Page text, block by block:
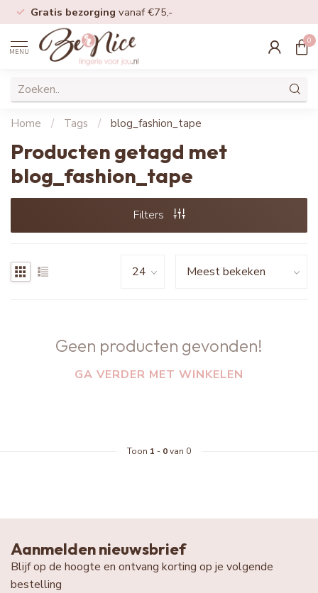
Gratis bezorging vanaf €75,-
MENU
0
Home / Tags / blog_fashion_tape
Producten getagd met
blog_fashion_tape
Filters
Geen producten gevonden!
GA VERDER MET WINKELEN
Toon 1 - 0van 0
Aanmelden nieuwsbrief
Blijf op de hoogte en ontvang korting op je volgende
bestelling